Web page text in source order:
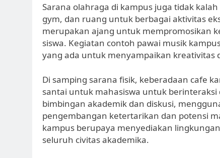
Sarana olahraga di kampus juga tidak
gym, dan ruang untuk berbagai aktivitas
merupakan ajang untuk mempromosikan
siswa. Kegiatan contoh pawai musik
yang ada untuk menyampaikan kreativitas
Di samping sarana fisik, keberadaan cafe
santai untuk mahasiswa untuk
bimbingan akademik dan diskusi,
pengembangan ketertarikan dan potensi
kampus berupaya menyediakan
seluruh civitas akademika.